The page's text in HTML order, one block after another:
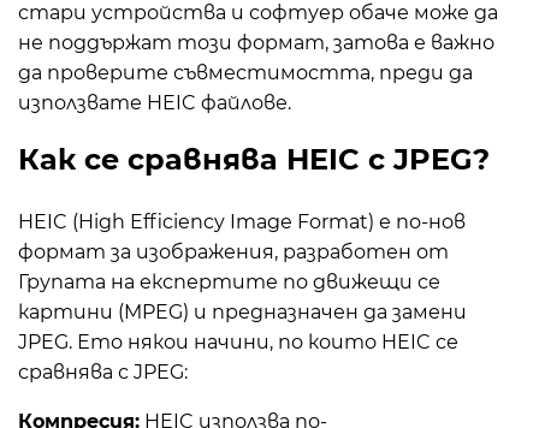
стари устройства и софтуер обаче може да
не поддържат този формат, затова е важно
да проверите съвместимостта, преди да
използвате HEIC файлове.
Как се сравнява HEIC с JPEG?
HEIC (High Efficiency Image Format) е по-нов
формат за изображения, разработен от
Групата на експертите по движещи се
картини (MPEG) и предназначен да замени
JPEG. Ето някои начини, по които HEIC се
сравнява с JPEG:
Компресия: HEIC използва по-